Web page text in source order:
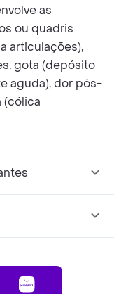
as
ou quadris
articulações),
gota (depósito
aguda), dor pós-
(cólica